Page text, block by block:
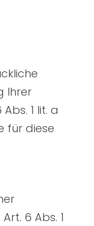
Ihrer
1 lit. a
für diese
6 Abs. 1